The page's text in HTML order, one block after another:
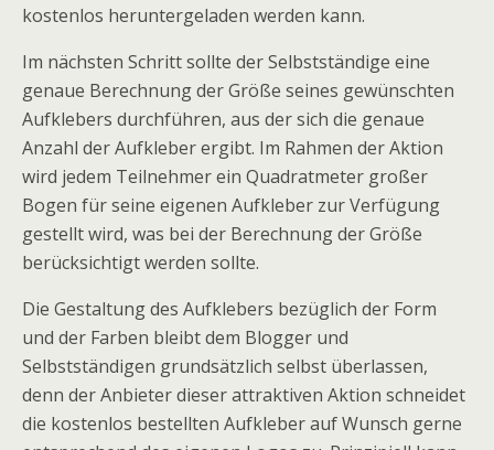
kostenlos heruntergeladen werden kann.
Im nächsten Schritt sollte der Selbstständige eine
genaue Berechnung der Größe seines gewünschten
Aufklebers durchführen, aus der sich die genaue
Anzahl der Aufkleber ergibt. Im Rahmen der Aktion
wird jedem Teilnehmer ein Quadratmeter großer
Bogen für seine eigenen Aufkleber zur Verfügung
gestellt wird, was bei der Berechnung der Größe
berücksichtigt werden sollte.
Die Gestaltung des Aufklebers bezüglich der Form
und der Farben bleibt dem Blogger und
Selbstständigen grundsätzlich selbst überlassen,
denn der Anbieter dieser attraktiven Aktion schneidet
die kostenlos bestellten Aufkleber auf Wunsch gerne